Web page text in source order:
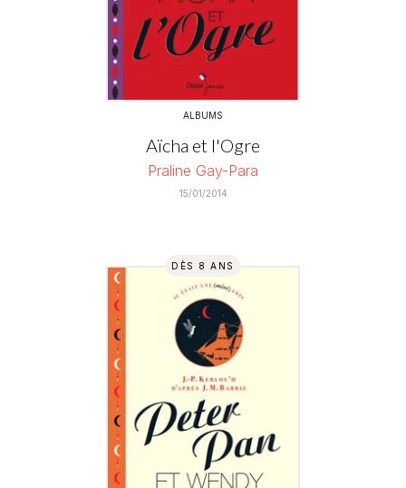
ALBUMS
Aïcha et l'Ogre
Praline Gay-Para
15/01/2014
DÈS 8 ANS